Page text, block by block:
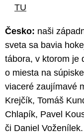
TU
Česko: naši
sveta sa bavia
tábora, v ktorom je
o miesta na
viaceré zaujímavé
Krejčík, Tomáš
Chlapík, Pavel
či Daniel